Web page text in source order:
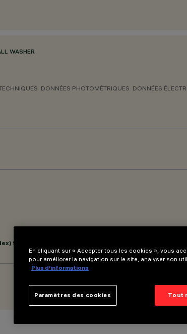
WASHER
DONNÉES PHOTOMÉTRIQUES DONNÉES
95
En cliquant sur « Accepter tous les cookies », vous
pour améliorer la navigation sur le site, analyser son
Plus d’informations
Tout
Paramètres des cookies